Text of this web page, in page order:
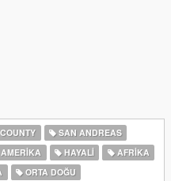
SAN ANDREAS
HAYALI
AFRIKA
ORTA DOĞU